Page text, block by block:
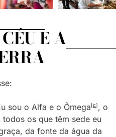
E A
sou o Alfa e o Ômega[c], o
os que têm sede eu
da fonte da água da